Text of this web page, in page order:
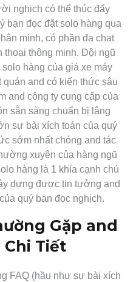
nghịch có thể thúc đẩy
bạn đọc đặt solo hàng qua
minh, có phần đa chat
thông minh. Đội ngũ
hàng của giá xe máy
and có kiến thức sâu
and công ty cung cấp của
sẵn sàng chuẩn bị lắng
sự bài xích toán của quý
sớm nhất chóng and tác
xuyên của hàng ngũ
hàng là 1 khía cạnh chú
dựng được tin tưởng and
quý bạn đọc nghịch.
Gặp and
Chi Tiết
FAQ (hầu như sự bài xích